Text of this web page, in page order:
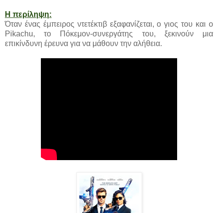
Η περίληψη:
Όταν ένας έμπειρος ντετέκτιβ εξαφανίζεται, ο γιος του και ο
Pikachu, το Πόκεμον-συνεργάτης του, ξεκινούν μια
επικίνδυνη έρευνα για να μάθουν την αλήθεια.